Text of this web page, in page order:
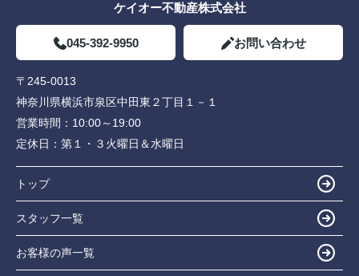
ケイオー不動産株式会社
045-392-9950 お問い合わせ
〒245-0013
神奈川県横浜市泉区中田東２丁目１－１
営業時間： 10:00～19:00
定休日： 第１・３火曜日＆水曜日
トップ
スタッフ一覧
お客様の声一覧